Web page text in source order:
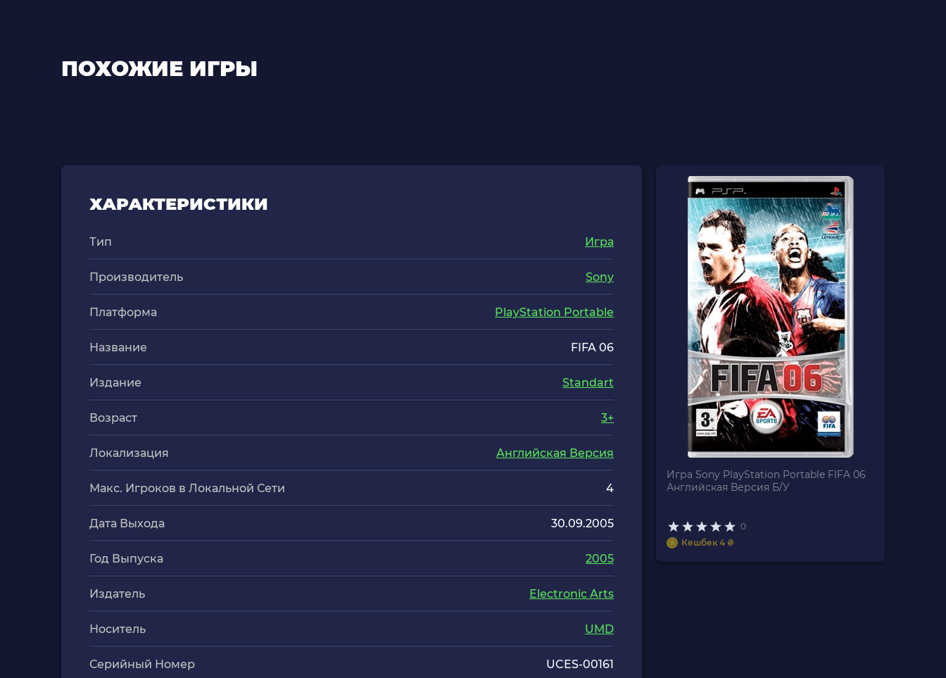
ПОХОЖИЕ ИГРЫ
ХАРАКТЕРИСТИКИ
Тип Игра
Производитель Sony
Платформа PlayStation Portable
Название FIFA 06
Издание Standart
Возраст 3+
Локализация Английская Версия
Макс. Игроков в Локальной Сети 4
Дата Выхода 30.09.2005
Год Выпуска 2005
Издатель Electronic Arts
Носитель UMD
Серийный Номер UCES-00161
Игра Sony PlayStation Portable FIFA 06
Английская Версия Б/У
0
Кешбек 4 ₴